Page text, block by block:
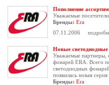
Пополнение
Уважаемые
Бренды: Era
07.11.2006
Новые
Уважаемые партнеры,
фонарей ERA. Всего
светодиодных
появилась новая
Бренды: Era